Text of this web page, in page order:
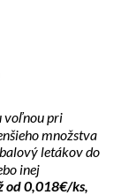
voľnou pri
množstva
letákov do
inej
od 0,018€/ks,